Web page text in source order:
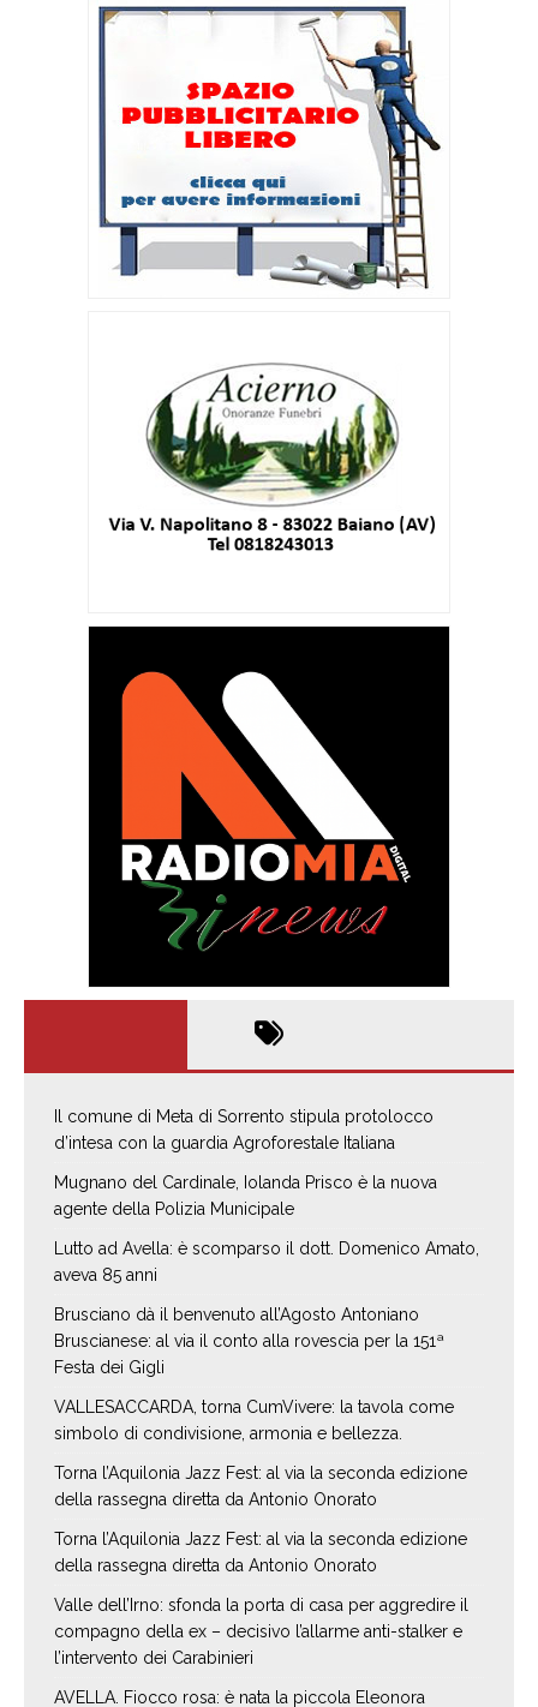
Il comune di Meta di Sorrento stipula protolocco
d’intesa con la guardia Agroforestale Italiana
Mugnano del Cardinale, Iolanda Prisco è la nuova
agente della Polizia Municipale
Lutto ad Avella: è scomparso il dott. Domenico Amato,
aveva 85 anni
Brusciano dà il benvenuto all’Agosto Antoniano
Bruscianese: al via il conto alla rovescia per la 151ª
Festa dei Gigli
VALLESACCARDA, torna CumVivere: la tavola come
simbolo di condivisione, armonia e bellezza.
Torna l’Aquilonia Jazz Fest: al via la seconda edizione
della rassegna diretta da Antonio Onorato
Torna l’Aquilonia Jazz Fest: al via la seconda edizione
della rassegna diretta da Antonio Onorato
Valle dell’Irno: sfonda la porta di casa per aggredire il
compagno della ex – decisivo l’allarme anti-stalker e
l’intervento dei Carabinieri
AVELLA. Fiocco rosa: è nata la piccola Eleonora